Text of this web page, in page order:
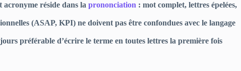
réside dans la prononciation : mot complet, lettres épelées,
(ASAP, KPI) ne doivent pas être confondues avec le langage
préférable d’écrire le terme en toutes lettres la première fois